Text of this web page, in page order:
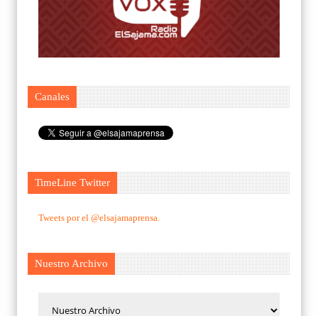
Canales
TimeLine Twitter
Tweets por el @elsajamaprensa.
Nuestro Archivo